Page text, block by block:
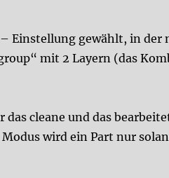
Einstellung gewählt, in der
mit 2 Layern (das
cleane und das
wird ein Part nur